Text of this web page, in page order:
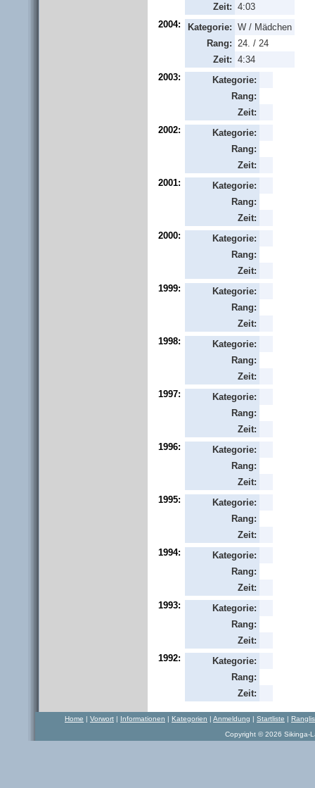
Zeit: 4:03
2004:
Kategorie: W / Mädchen
Rang:
24. / 24
Zeit: 4:34
2003:
Kategorie:
Rang:
Zeit:
2002:
Kategorie:
Rang:
Zeit:
2001:
Kategorie:
Rang:
Zeit:
2000:
Kategorie:
Rang:
Zeit:
1999:
Kategorie:
Rang:
Zeit:
1998:
Kategorie:
Rang:
Zeit:
1997:
Kategorie:
Rang:
Zeit:
1996:
Kategorie:
Rang:
Zeit:
1995:
Kategorie:
Rang:
Zeit:
1994:
Kategorie:
Rang:
Zeit:
1993:
Kategorie:
Rang:
Zeit:
1992:
Kategorie:
Rang:
Zeit:
Home | Vorwort | Informationen | Kategorien | Anmeldung | Startliste |
Copyright © 2026 Sikinga-